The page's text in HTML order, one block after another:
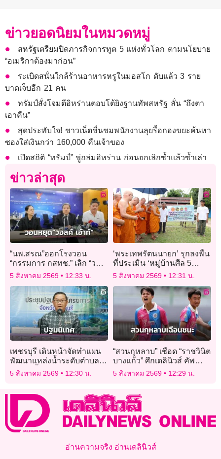
ข่าวยอดนิยมในหมวดหมู่
สหรัฐเตรียมปิดภารกิจการทูต 5 แห่งทั่วโลก ตามนโยบาย
“อเมริกาต้องมาก่อน”
ระเบิดสนั่นใกล้ร้านอาหารหรูในมอสโก ดับแล้ว 3 ราย
บาดเจ็บอีก 21 คน
ทรัมป์สั่งโจมตีอิหร่านตอบโต้ยิงฐานทัพสหรัฐ ลั่น “ถึงตา
เอาคืน”
สุดประทับใจ! ชาวเน็ตชื่นชมพนักงานลุยรื้อกองขยะค้นหา
ซองใส่เงินกว่า 160,000 คืนเจ้าของ
เปิดสถิติ “ทรัมป์” ขู่ถล่มอิหร่าน ก่อนยกเลิกซ้ำแล้วซ้ำเล่า
ข่าวล่าสุด
“นพ.สรณ”ออกโรงวอน
“กรรมการ กสทช.” เลิก “วอ
ลค์ เอ้าท์” เดินหน้าเข้า
5 สิงหาคม 2569 12:33 น.
‘พระเทพรัตนนายก’ รุกลงพื้น
ที่ประเมิน ‘หมู่บ้านศีล 5
ต้นแบบ’ ในเขตหนเหนือ
5 สิงหาคม 2569 12:31 น.
เพชรบุรี เดินหน้าจัดทำแผน
พัฒนาแหล่งน้ำระดับตำบล
ตามผังน้ำภาคใต้ แก้ปัญหา
5 สิงหาคม 2569 12:30 น.
“สวนกุหลาบ” เชือด “ราชวินิต
บางแก้ว” ศึกเดลินิวส์ คัพ
2026 รุ่น 16 ปี ก นัดประเดิม
5 สิงหาคม 2569 12:29 น.
อ่านความจริง อ่านเดลินิวส์